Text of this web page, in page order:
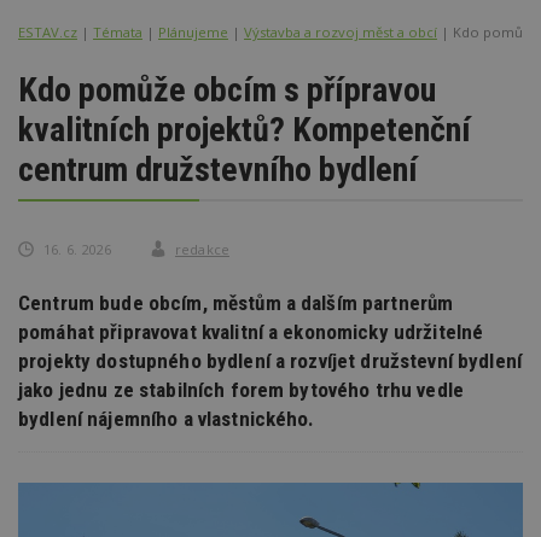
ESTAV.cz Témata Plánujeme Výstavba a rozvoj měst a obcí Kdo
Kdo pomůže obcím s přípravou
kvalitních projektů? Kompetenční
centrum družstevního bydlení
16. 6. 2026 redakce
Centrum bude obcím, městům a dalším partnerům
pomáhat připravovat kvalitní a ekonomicky udržitelné
projekty dostupného bydlení a rozvíjet družstevní bydlení
jako jednu ze stabilních forem bytového trhu vedle
bydlení nájemního a vlastnického.